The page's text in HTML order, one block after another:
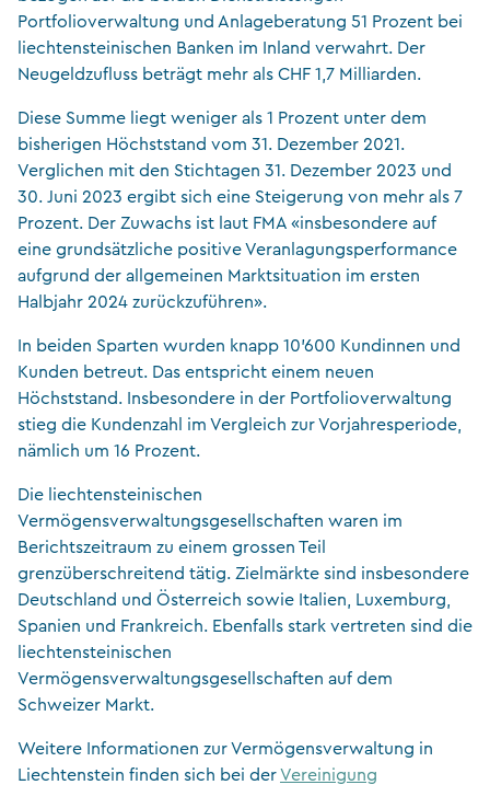
Portfolioverwaltung und Anlageberatung 51 Prozent bei
liechtensteinischen Banken im Inland verwahrt. Der
Neugeldzufluss beträgt mehr als CHF 1,7 Milliarden.
Diese Summe liegt weniger als 1 Prozent unter dem
bisherigen Höchststand vom 31. Dezember 2021.
Verglichen mit den Stichtagen 31. Dezember 2023 und
30. Juni 2023 ergibt sich eine Steigerung von mehr als 7
Prozent. Der Zuwachs ist laut FMA «insbesondere auf
eine grundsätzliche positive Veranlagungsperformance
aufgrund der allgemeinen Marktsituation im ersten
Halbjahr 2024 zurückzuführen».
In beiden Sparten wurden knapp 10’600 Kundinnen und
Kunden betreut. Das entspricht einem neuen
Höchststand. Ιnsbesondere in der Portfolioverwaltung
stieg die Kundenzahl im Vergleich zur Vorjahresperiode,
nämlich um 16 Prozent.
Die liechtensteinischen
Vermögensverwaltungsgesellschaften waren im
Berichtszeitraum zu einem grossen Teil
grenzüberschreitend tätig. Zielmärkte sind insbesondere
Deutschland und Österreich sowie Italien, Luxemburg,
Spanien und Frankreich. Ebenfalls stark vertreten sind die
liechtensteinischen
Vermögensverwaltungsgesellschaften auf dem
Schweizer Markt.
Weitere Informationen zur Vermögensverwaltung in
Liechtenstein finden sich bei derVereinigung